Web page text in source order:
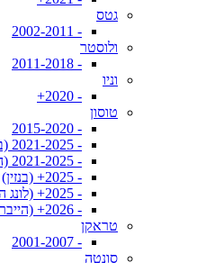
גטס
- 2002-2011
ולוסטר
- 2011-2018
וניו
- 2020+
טוסון
- 2015-2020
- 2021-2025 (בנזין)
- 2021-2025 (הייבריד)
- 2025+ (בנזין)
- 2025+ (לונג הייבריד)
- 2026+ (הייבריד)
טראקן
- 2001-2007
סונטה